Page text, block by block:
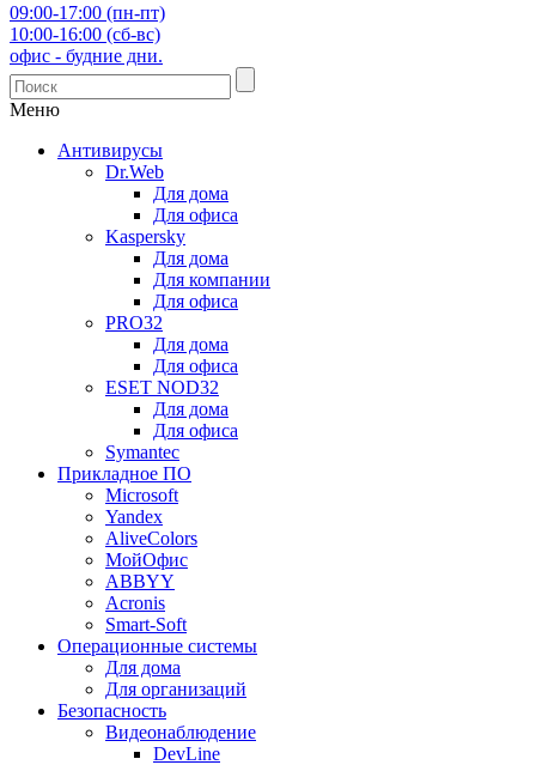
09:00-17:00 (пн-пт)
10:00-16:00 (сб-вс)
офис - будние дни.
Меню
Антивирусы
Dr.Web
Для дома
Для офиса
Kaspersky
Для дома
Для компании
Для офиса
PRO32
Для дома
Для офиса
ESET NOD32
Для дома
Для офиса
Symantec
Прикладное ПО
Microsoft
Yandex
AliveColors
МойОфис
ABBYY
Acronis
Smart-Soft
Операционные системы
Для дома
Для организаций
Безопасность
Видеонаблюдение
DevLine